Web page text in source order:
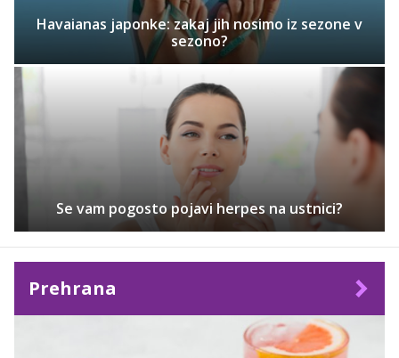
Havaianas japonke: zakaj jih nosimo iz sezone v
sezono?
Se vam pogosto pojavi herpes na ustnici?
Prehrana